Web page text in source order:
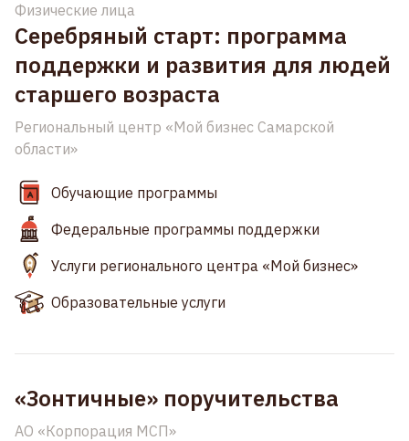
Физические лица
Серебряный старт: программа
поддержки и развития для людей
старшего возраста
Региональный центр «Мой бизнес Самарской
области»
Обучающие программы
Федеральные программы поддержки
Услуги регионального центра «Мой бизнес»
Образовательные услуги
«Зонтичные» поручительства
АО «Корпорация МСП»